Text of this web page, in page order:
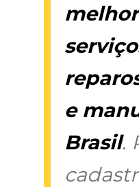
e
Brasil.